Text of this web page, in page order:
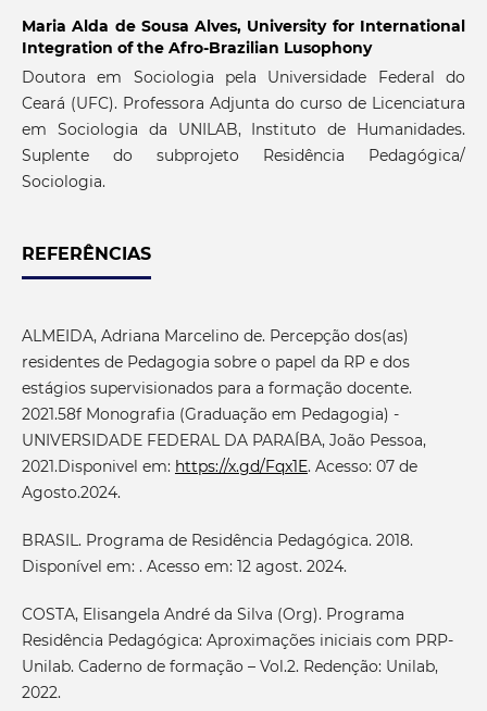
Maria Alda de Sousa Alves, University for International
Integration of the Afro-Brazilian Lusophony
Doutora em Sociologia pela Universidade Federal do
Ceará (UFC). Professora Adjunta do curso de Licenciatura
em Sociologia da UNILAB, Instituto de Humanidades.
Suplente do subprojeto Residência Pedagógica/
Sociologia.
REFERÊNCIAS
ALMEIDA, Adriana Marcelino de. Percepção dos(as)
residentes de Pedagogia sobre o papel da RP e dos
estágios supervisionados para a formação docente.
2021.58f Monografia (Graduação em Pedagogia) -
UNIVERSIDADE FEDERAL DA PARAÍBA, João Pessoa,
2021.Disponivel em: https://x.gd/Fqx1E. Acesso: 07 de
Agosto.2024.
BRASIL. Programa de Residência Pedagógica. 2018.
Disponível em: . Acesso em: 12 agost. 2024.
COSTA, Elisangela André da Silva (Org). Programa
Residência Pedagógica: Aproximações iniciais com PRP-
Unilab. Caderno de formação – Vol.2. Redenção: Unilab,
2022.